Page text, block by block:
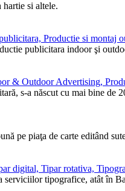
si altele.
Productie si montaj
publicitara indoor şi
& Outdoor Advertising,
s-a născut cu mai bine de
pe piaţa de carte editând
digital, Tipar rotativa,
tipografice, atât în